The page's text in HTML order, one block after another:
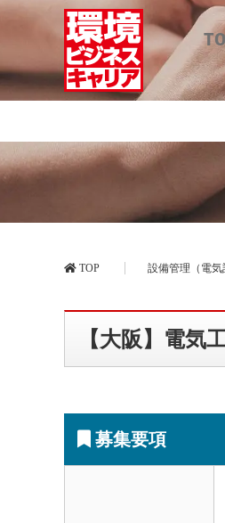
【大阪
TOP 設備管理（電気
【大阪】電
募集要項